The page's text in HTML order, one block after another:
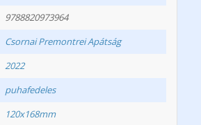
9788820973964
Csornai Premontrei Apátság
2022
puhafedeles
120x168mm